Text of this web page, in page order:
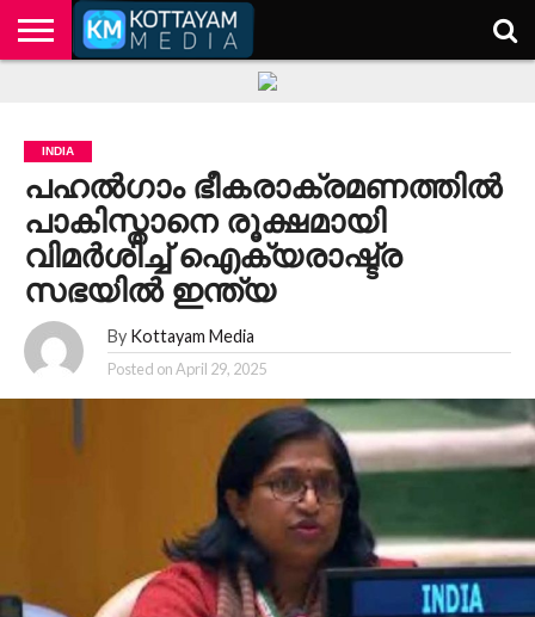
INDIA
പഹല്‍ഗാം ഭീകരാക്രമണത്തില്‍
പാകിസ്താനെ രൂക്ഷമായി
വിമര്‍ശിച്ച് ഐക്യരാഷ്ട്ര
സഭയിൽ ഇന്ത്യ
By Kottayam Media
Posted onApril 29, 2025